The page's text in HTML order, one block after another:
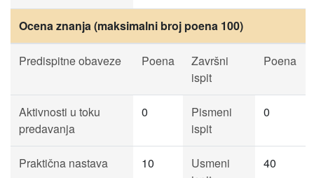
Ocena znanja (maksimalni broj poena 100)
Predispitne obaveze Poena
Završni
ispit
Poena
Aktivnosti u toku
predavanja
0
Pismeni
ispit
0
Praktična nastava 10
Usmeni
40